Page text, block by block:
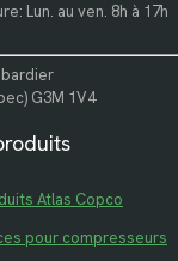
Lun. au ven. 8h à 17h
G3M 1V4
Atlas Copco
pour compresseurs